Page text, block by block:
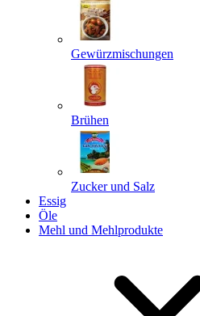
Gewürzmischungen
Brühen
Zucker und Salz
Essig
Öle
Mehl und Mehlprodukte